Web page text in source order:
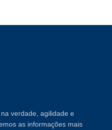
verdade, agilidade e
as informações mais